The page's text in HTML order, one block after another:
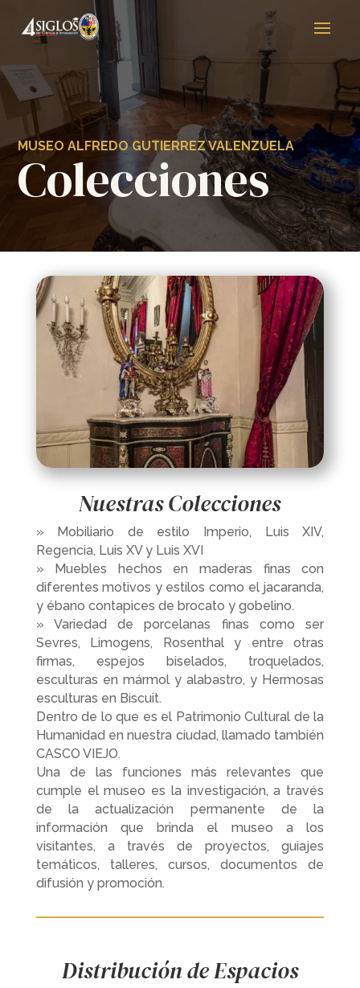
MUSEO ALFREDO GUTIERREZ VALENZUELA
Colecciones
Nuestras Colecciones
» Mobiliario de estilo Imperio, Luis XIV,
Regencia, Luis XV y Luis XVI
» Muebles hechos en maderas finas con
diferentes motivos y estilos como el jacaranda,
y ébano contapices de brocato y gobelino.
» Variedad de porcelanas finas como ser
Sevres, Limogens, Rosenthal y entre otras
firmas, espejos biselados, troquelados,
esculturas en mármol y alabastro, y Hermosas
esculturas en Biscuit.
Dentro de lo que es el Patrimonio Cultural de la
Humanidad en nuestra ciudad, llamado también
CASCO VIEJO.
Una de las funciones más relevantes que
cumple el museo es la investigación, a través
de la actualización permanente de la
información que brinda el museo a los
visitantes, a través de proyectos, guiajes
temáticos, talleres, cursos, documentos de
difusión y promoción.
Distribución de Espacios